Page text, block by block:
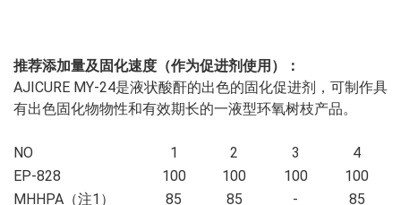
推荐添加量及固化速度（作为促进剂使用）：
AJICURE MY-24是液状酸酐的出色的固化促进剂，可制作具
有出色固化物物性和有效期长的一液型环氧树枝产品。
NO 1 2 3
4
EP-828
MHHPA（注1）
100 100 100
100
85
85 -
85